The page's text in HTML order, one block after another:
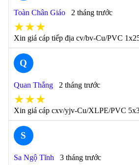
Toàn Chân Giáo 2 tháng trước
★★★
Xin giá cáp tiếp địa cv/bv-Cu/PVC
Q
Quan Thắng 2 tháng trước
★★★
Xin giá cáp cxv/yjv-Cu/XLPE/PVC
S
Sa Ngộ Tĩnh 3 tháng trước